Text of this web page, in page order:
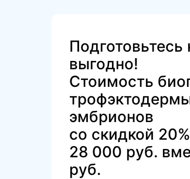
Подготовьтесь
выгодно!
Стоимость
эмбрионов
со скидкой 20%
28 000 руб.
руб.